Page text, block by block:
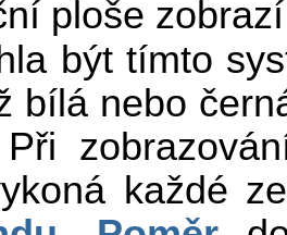
ploše
být tímto
bílá nebo
Při
každé